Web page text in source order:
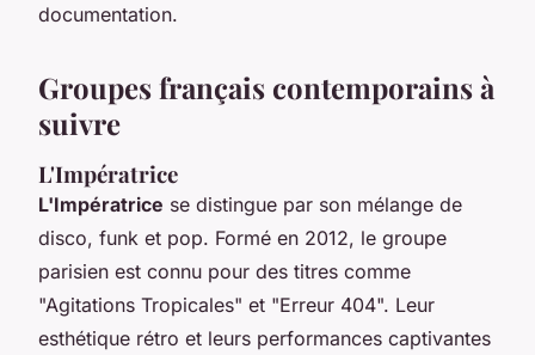
documentation.
Groupes français contemporains à
suivre
L'Impératrice
L'Impératrice se distingue par son mélange de
disco, funk et pop. Formé en 2012, le groupe
parisien est connu pour des titres comme
"Agitations Tropicales" et "Erreur 404". Leur
esthétique rétro et leurs performances captivantes